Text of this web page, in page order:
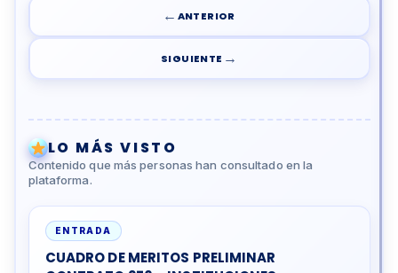
← ANTERIOR
SIGUIENTE →
LO MÁS VISTO
Contenido que más personas han consultado en la
plataforma.
ENTRADA
CUADRO DE MERITOS PRELIMINAR